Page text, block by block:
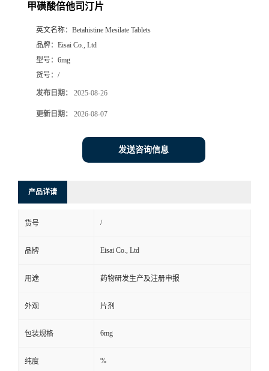
系
方
式
甲磺酸倍他司汀片
英文名称： Betahistine Mesilate Tablets
品牌： Eisai Co., Ltd
型号： 6mg
货号： /
发布日期： 2025-08-26
更新日期： 2026-08-07
发送咨询信息
产品详请
货号 /
品牌 Eisai Co., Ltd
用途 药物研发生产及注册申报
外观 片剂
包装规格 6mg
纯度 %